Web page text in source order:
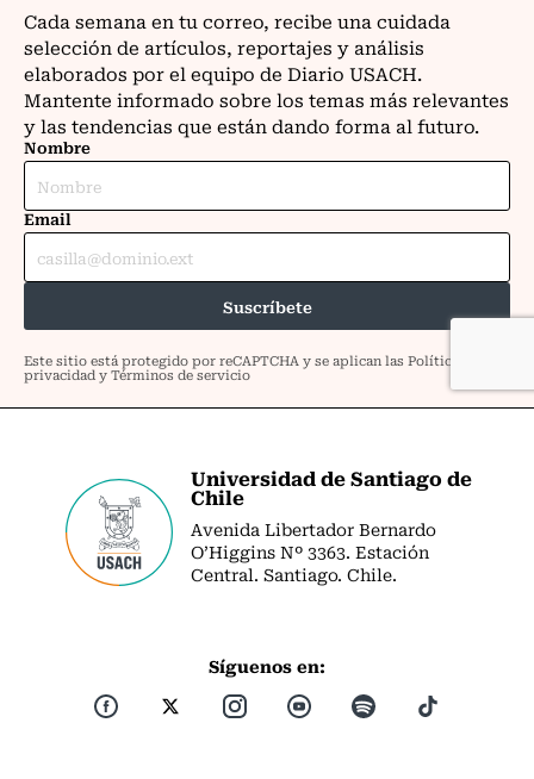
Universidad de Santiago de
Chile
Avenida Libertador Bernardo
O’Higgins Nº 3363. Estación
Central. Santiago. Chile.
Síguenos en: